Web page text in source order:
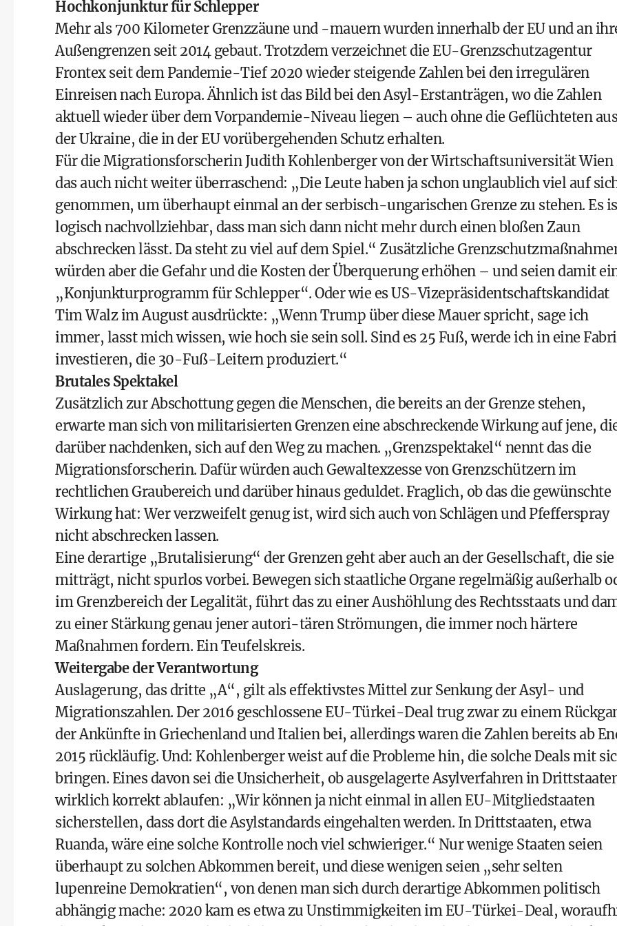
Hochkonjunktur für Schlepper
Mehr als 700 Kilometer Grenzzäune und -mauern wurden innerhalb der EU und an
Außengrenzen seit 2014 gebaut. Trotzdem verzeichnet die EU-Grenzschutzagentur
Frontex seit dem Pandemie-Tief 2020 wieder steigende Zahlen bei den irregulären
Einreisen nach Europa. Ähnlich ist das Bild bei den Asyl-Erstanträgen, wo die Zahlen
aktuell wieder über dem Vorpandemie-Niveau liegen – auch ohne die Geflüchteten aus
der Ukraine, die in der EU vorübergehenden Schutz erhalten.
Für die Migrationsforscherin Judith Kohlenberger von der Wirtschaftsuniversität Wien
das auch nicht weiter überraschend: „Die Leute haben ja schon unglaublich viel auf
genommen, um überhaupt einmal an der serbisch-ungarischen Grenze zu stehen. Es
logisch nachvollziehbar, dass man sich dann nicht mehr durch einen bloßen Zaun
abschrecken lässt. Da steht zu viel auf dem Spiel.“ Zusätzliche
würden aber die Gefahr und die Kosten der Überquerung erhöhen – und seien damit
„Konjunkturprogramm für Schlepper“. Oder wie es US-Vizepräsidentschaftskandidat
Tim Walz im August ausdrückte: „Wenn Trump über diese Mauer spricht, sage ich
immer, lasst mich wissen, wie hoch sie sein soll. Sind es 25 Fuß, werde ich in eine
investieren, die 30-Fuß-Leitern produziert.“
Brutales Spektakel
Zusätzlich zur Abschottung gegen die Menschen, die bereits an der Grenze stehen,
erwarte man sich von militarisierten Grenzen eine abschreckende Wirkung auf jene,
darüber nachdenken, sich auf den Weg zu machen. „Grenzspektakel“ nennt das die
Migrationsforscherin. Dafür würden auch Gewaltexzesse von Grenzschützern im
rechtlichen Graubereich und darüber hinaus geduldet. Fraglich, ob das die gewünschte
Wirkung hat: Wer verzweifelt genug ist, wird sich auch von Schlägen und Pfefferspray
nicht abschrecken lassen.
Eine derartige „Brutalisierung“ der Grenzen geht aber auch an der Gesellschaft, die sie
mitträgt, nicht spurlos vorbei. Bewegen sich staatliche Organe regelmäßig außerhalb
im Grenzbereich der Legalität, führt das zu einer Aushöhlung des Rechtsstaats und
zu einer Stärkung genau jener autori-tären Strömungen, die immer noch härtere
Maßnahmen fordern. Ein Teufelskreis.
Weitergabe der Verantwortung
Auslagerung, das dritte „A“, gilt als effektivstes Mittel zur Senkung der Asyl- und
Migrationszahlen. Der 2016 geschlossene EU-Türkei-Deal trug zwar zu einem
der Ankünfte in Griechenland und Italien bei, allerdings waren die Zahlen bereits ab
2015 rückläufig. Und: Kohlenberger weist auf die Probleme hin, die solche Deals mit
bringen. Eines davon sei die Unsicherheit, ob ausgelagerte Asylverfahren in
wirklich korrekt ablaufen: „Wir können ja nicht einmal in allen EU-Mitgliedstaaten
sicherstellen, dass dort die Asylstandards eingehalten werden. In Drittstaaten, etwa
Ruanda, wäre eine solche Kontrolle noch viel schwieriger.“ Nur wenige Staaten seien
überhaupt zu solchen Abkommen bereit, und diese wenigen seien „sehr selten
lupenreine Demokratien“, von denen man sich durch derartige Abkommen politisch
abhängig mache: 2020 kam es etwa zu Unstimmigkeiten im EU-Türkei-Deal,